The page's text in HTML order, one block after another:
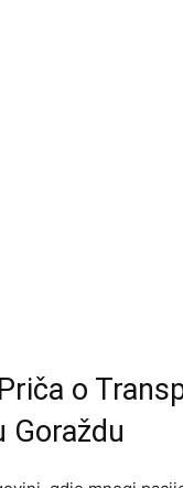
o
Goraždu